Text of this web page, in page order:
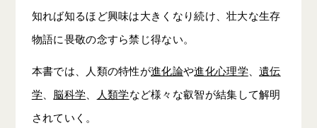
知れば知るほど興味は大きくなり続け、壮大な生存
物語に畏敬の念すら禁じ得ない。
本書では、人類の特性が進化論や進化心理学、遺伝
学
脳科学 人類学など様々な叡智が結集して解明
されていく。